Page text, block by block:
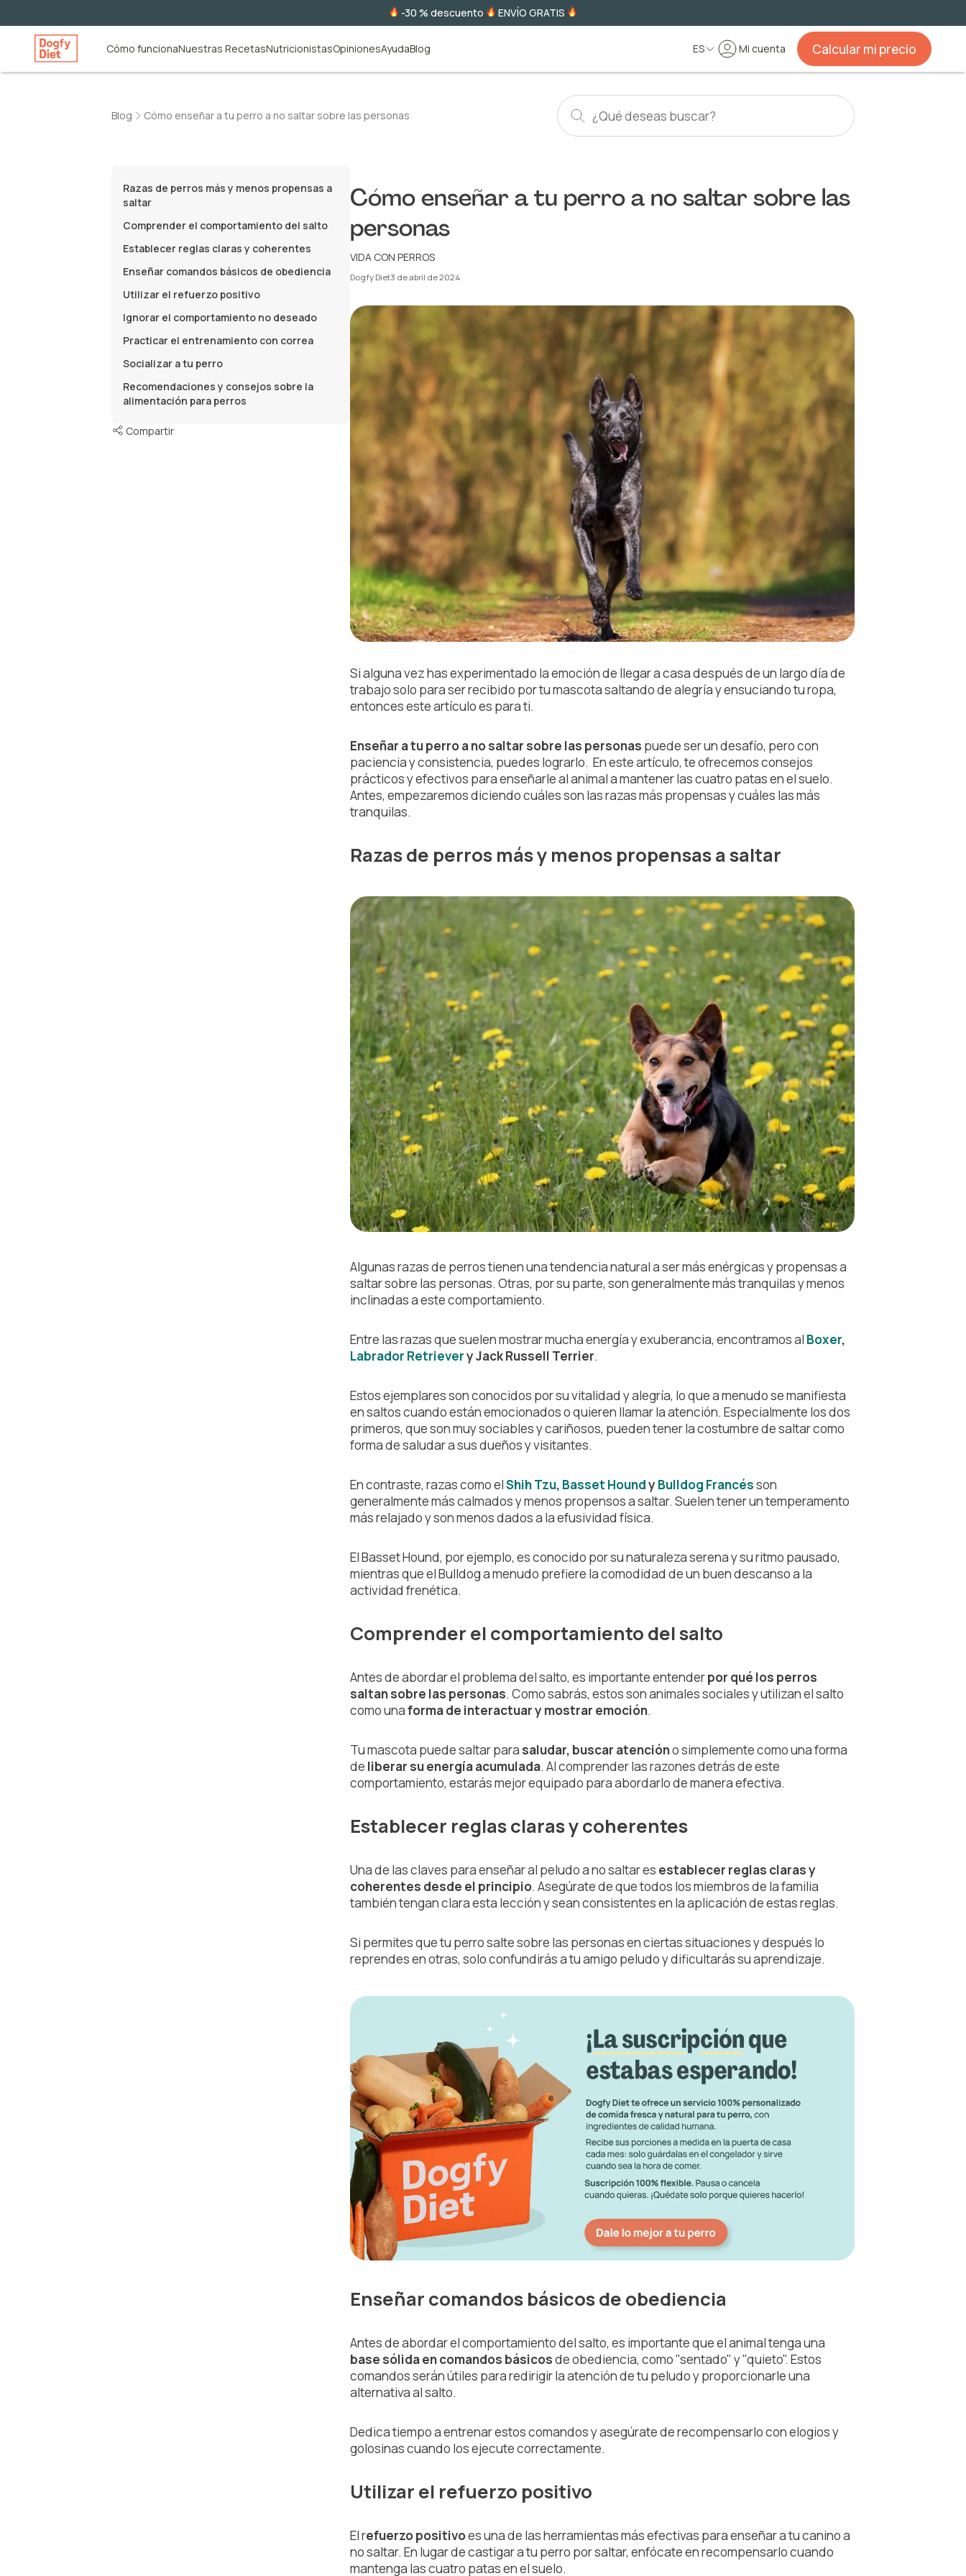
-30 % descuento ENVÍO GRATIS
Cómo funcionaNuestras RecetasNutricionistasOpinionesAyudaBlog Mi cuenta
ES Calcular mi precio
Blog Cómo enseñar a tu perro a no saltar sobre las personas
Razas de perros más y menos propensas a
saltar
Comprender el comportamiento del salto
Establecer reglas claras y coherentes
Enseñar comandos básicos de obediencia
Utilizar el refuerzo positivo
Ignorar el comportamiento no deseado
Practicar el entrenamiento con correa
Socializar a tu perro
Recomendaciones y consejos sobre la
alimentación para perros
Compartir
Cómo enseñar a tu perro a no saltar sobre las
personas
VIDA CON PERROS
Dogfy Diet3 de abril de 2024
Si alguna vez has experimentado la emoción de llegar a casa después de un largo día de
trabajo solo para ser recibido por tu mascota saltando de alegría y ensuciando tu ropa,
entonces este artículo es para ti.
Enseñar a tu perro a no saltar sobre las personas puede ser un desafío, pero con
paciencia y consistencia, puedes lograrlo. En este artículo, te ofrecemos consejos
prácticos y efectivos para enseñarle al animal a mantener las cuatro patas en el suelo.
Antes, empezaremos diciendo cuáles son las razas más propensas y cuáles las más
tranquilas.
Razas de perros más y menos propensas a saltar
Algunas razas de perros tienen una tendencia natural a ser más enérgicas y propensas a
saltar sobre las personas. Otras, por su parte, son generalmente más tranquilas y menos
inclinadas a este comportamiento.
Entre las razas que suelen mostrar mucha energía y exuberancia, encontramos al Boxer,
Labrador Retrievery Jack Russell Terrier.
Estos ejemplares son conocidos por su vitalidad y alegría, lo que a menudo se manifiesta
en saltos cuando están emocionados o quieren llamar la atención. Especialmente los dos
primeros, que son muy sociables y cariñosos, pueden tener la costumbre de saltar como
forma de saludar a sus dueños y visitantes.
En contraste, razas como elShih Tzu, Basset Houndy Bulldog Francésson
generalmente más calmados y menos propensos a saltar. Suelen tener un temperamento
más relajado y son menos dados a la efusividad física.
El Basset Hound, por ejemplo, es conocido por su naturaleza serena y su ritmo pausado,
mientras que el Bulldog a menudo prefiere la comodidad de un buen descanso a la
actividad frenética.
Comprender el comportamiento del salto
Antes de abordar el problema del salto, es importante entenderpor qué los perros
saltan sobre las personas. Como sabrás, estos son animales sociales y utilizan el salto
como unaforma de interactuar y mostrar emoción.
Tu mascota puede saltar para saludar, buscar atencióno simplemente como una forma
de liberar su energía acumulada. Al comprender las razones detrás de este
comportamiento, estarás mejor equipado para abordarlo de manera efectiva.
Establecer reglas claras y coherentes
Una de las claves para enseñar al peludo a no saltar es establecer reglas claras y
coherentes desde el principio. Asegúrate de que todos los miembros de la familia
también tengan clara esta lección y sean consistentes en la aplicación de estas reglas.
Si permites que tu perro salte sobre las personas en ciertas situaciones y después lo
reprendes en otras, solo confundirás a tu amigo peludo y dificultarás su aprendizaje.
Enseñar comandos básicos de obediencia
Antes de abordar el comportamiento del salto, es importante que el animal tenga una
base sólida en comandos básicosde obediencia, como "sentado" y "quieto". Estos
comandos serán útiles para redirigir la atención de tu peludo y proporcionarle una
alternativa al salto.
Dedica tiempo a entrenar estos comandos y asegúrate de recompensarlo con elogios y
golosinas cuando los ejecute correctamente.
Utilizar el refuerzo positivo
El refuerzo positivoes una de las herramientas más efectivas para enseñar a tu canino a
no saltar. En lugar de castigar a tu perro por saltar, enfócate en recompensarlo cuando
mantenga las cuatro patas en el suelo.